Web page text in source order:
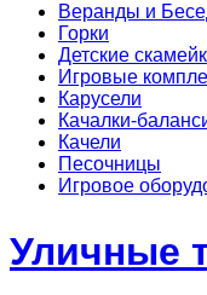
Веранды и
Горки
Детские
Игровые
Карусели
Качалки-
Качели
Песочницы
Игровое
Уличные